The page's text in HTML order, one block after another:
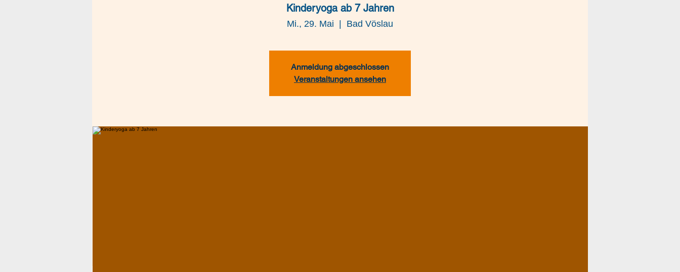
Kinderyoga ab 7 Jahren
Mi., 29. Mai Bad Vöslau
Anmeldung abgeschlossen
Veranstaltungen ansehen